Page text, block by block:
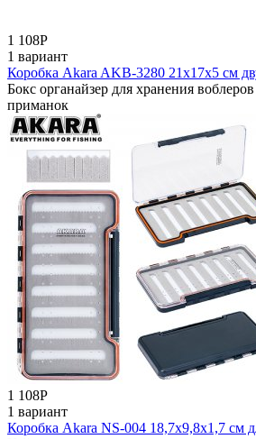
1 108Р
1 вариант
Коробка Akara AKB-3280 21x17x5 см
Бокс органайзер для хранения
приманок
1 108Р
1 вариант
Коробка Akara NS-004 18,7х9,8х1,7 см